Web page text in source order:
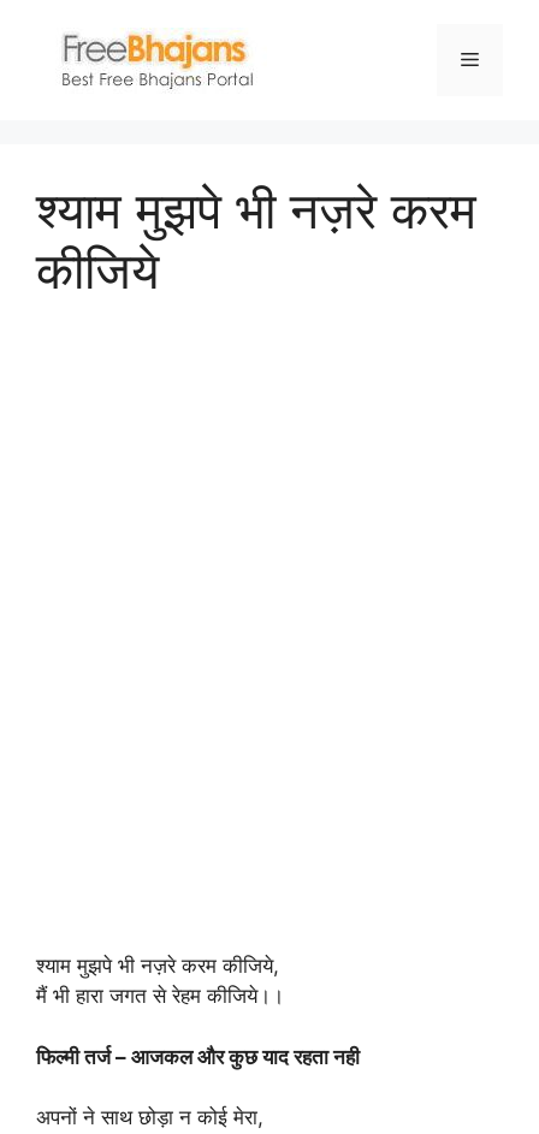
content
Menu
श्याम मुझपे भी नज़रे करम
कीजिये
श्याम मुझपे भी नज़रे करम कीजिये,
मैं भी हारा जगत से रेहम कीजिये।।
फिल्मी तर्ज – आजकल और कुछ याद रहता नही
अपनों ने साथ छोड़ा न कोई मेरा,